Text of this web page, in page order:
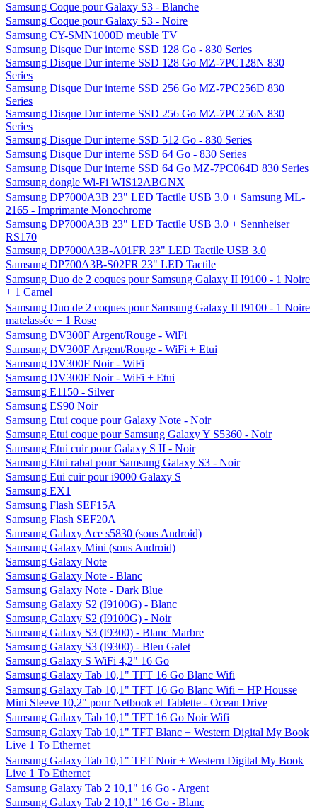
Samsung Coque pour Galaxy S3 - Blanche
Samsung Coque pour Galaxy S3 - Noire
Samsung CY-SMN1000D meuble TV
Samsung Disque Dur interne SSD 128 Go - 830 Series
Samsung Disque Dur interne SSD 128 Go MZ-7PC128N 830
Series
Samsung Disque Dur interne SSD 256 Go MZ-7PC256D 830
Series
Samsung Disque Dur interne SSD 256 Go MZ-7PC256N 830
Series
Samsung Disque Dur interne SSD 512 Go - 830 Series
Samsung Disque Dur interne SSD 64 Go - 830 Series
Samsung Disque Dur interne SSD 64 Go MZ-7PC064D 830 Series
Samsung dongle Wi-Fi WIS12ABGNX
Samsung DP7000A3B 23" LED Tactile USB 3.0 + Samsung ML-
2165 - Imprimante Monochrome
Samsung DP7000A3B 23" LED Tactile USB 3.0 + Sennheiser
RS170
Samsung DP7000A3B-A01FR 23" LED Tactile USB 3.0
Samsung DP700A3B-S02FR 23" LED Tactile
Samsung Duo de 2 coques pour Samsung Galaxy II I9100 - 1 Noire
+ 1 Camel
Samsung Duo de 2 coques pour Samsung Galaxy II I9100 - 1 Noire
matelassée + 1 Rose
Samsung DV300F Argent/Rouge - WiFi
Samsung DV300F Argent/Rouge - WiFi + Etui
Samsung DV300F Noir - WiFi
Samsung DV300F Noir - WiFi + Etui
Samsung E1150 - Silver
Samsung ES90 Noir
Samsung Etui coque pour Galaxy Note - Noir
Samsung Etui coque pour Samsung Galaxy Y S5360 - Noir
Samsung Etui cuir pour Galaxy S II - Noir
Samsung Etui rabat pour Samsung Galaxy S3 - Noir
Samsung Eui cuir pour i9000 Galaxy S
Samsung EX1
Samsung Flash SEF15A
Samsung Flash SEF20A
Samsung Galaxy Ace s5830 (sous Android)
Samsung Galaxy Mini (sous Android)
Samsung Galaxy Note
Samsung Galaxy Note - Blanc
Samsung Galaxy Note - Dark Blue
Samsung Galaxy S2 (I9100G) - Blanc
Samsung Galaxy S2 (I9100G) - Noir
Samsung Galaxy S3 (I9300) - Blanc Marbre
Samsung Galaxy S3 (I9300) - Bleu Galet
Samsung Galaxy S WiFi 4,2" 16 Go
Samsung Galaxy Tab 10,1" TFT 16 Go Blanc Wifi
Samsung Galaxy Tab 10,1" TFT 16 Go Blanc Wifi + HP Housse
Mini Sleeve 10,2" pour Netbook et Tablette - Ocean Drive
Samsung Galaxy Tab 10,1" TFT 16 Go Noir Wifi
Samsung Galaxy Tab 10,1" TFT Blanc + Western Digital My Book
Live 1 To Ethernet
Samsung Galaxy Tab 10,1" TFT Noir + Western Digital My Book
Live 1 To Ethernet
Samsung Galaxy Tab 2 10,1" 16 Go - Argent
Samsung Galaxy Tab 2 10,1" 16 Go - Blanc